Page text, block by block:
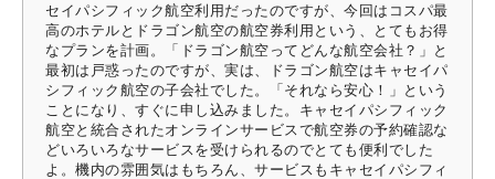
セイパシフィック航空利用だったのですが、今回はコスパ最
高のホテルとドラゴン航空の航空券利用という、とてもお得
なプランを計画。「ドラゴン航空ってどんな航空会社？」と
最初は戸惑ったのですが、実は、ドラゴン航空はキャセイパ
シフィック航空の子会社でした。「それなら安心！」という
ことになり、すぐに申し込みました。キャセイパシフィック
航空と統合されたオンラインサービスで航空券の予約確認な
どいろいろなサービスを受けられるのでとても便利でした
よ。機内の雰囲気はもちろん、サービスもキャセイパシフィ